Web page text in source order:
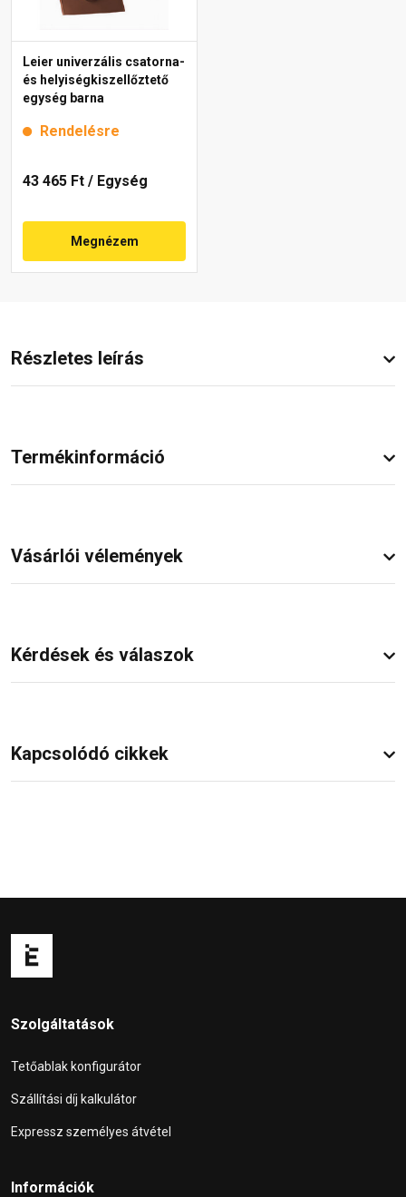
Leier univerzális csatorna-
és helyiségkiszellőztető
egység barna
Rendelésre
43 465 Ft / Egység
Megnézem
Részletes leírás
Termékinformáció
Vásárlói vélemények
Kérdések és válaszok
Kapcsolódó cikkek
Szolgáltatások
Tetőablak konfigurátor
Szállítási díj kalkulátor
Expressz személyes átvétel
Információk